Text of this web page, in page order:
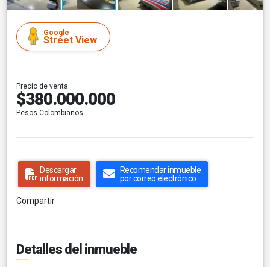
Google
Street View
Precio de venta
$380.000.000
Pesos Colombianos
Descargar
información
Recomendar inmueble
por correo electrónico
Compartir
Detalles del inmueble